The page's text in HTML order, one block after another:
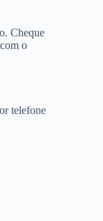
Cheque
o
telefone